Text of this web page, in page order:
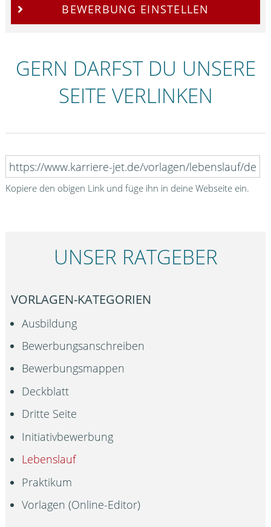
BEWERBUNG EINSTELLEN
GERN DARFST DU UNSERE
SEITE VERLINKEN
Kopiere den obigen Link und füge ihn in deine Webseite ein.
UNSER RATGEBER
VORLAGEN-KATEGORIEN
Ausbildung
Bewerbungsanschreiben
Bewerbungsmappen
Deckblatt
Dritte Seite
Initiativbewerbung
Lebenslauf
Praktikum
Vorlagen (Online-Editor)